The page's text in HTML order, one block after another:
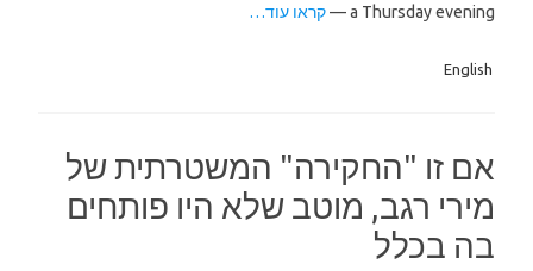
a Thursday evening —
קראו עוד…
English
אם זו "החקירה" המשטרתית של
מירי רגב, מוטב שלא היו פותחים
בה בכלל